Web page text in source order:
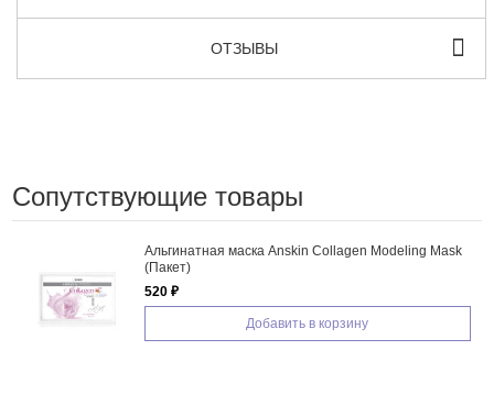
ОТЗЫВЫ
Сопутствующие товары
Альгинатная маска Anskin Collagen Modeling Mask
(Пакет)
520 ₽
Добавить в корзину